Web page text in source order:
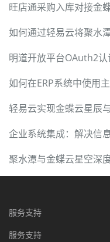
旺店通采购入库对接金
如何通过轻易云将聚水
明道开放平台OAuth2
如何在ERP系统中使用
轻易云实现金蝶云星辰
企业系统集成：解决信
聚水潭与金蝶云星空深
服务支持
服务支持